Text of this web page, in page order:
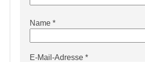
Name *
E-Mail-Adresse *